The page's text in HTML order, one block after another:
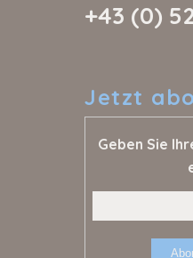
+43 (0)
Jetzt
Geben Sie